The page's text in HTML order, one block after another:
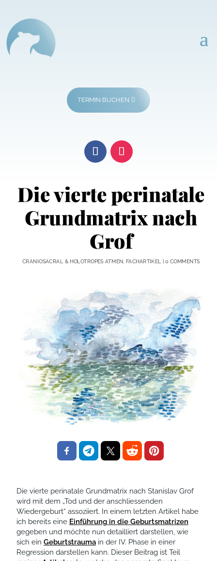
TERMIN BUCHEN
Die vierte perinatale
Grundmatrix nach
Grof
CRANIOSACRAL & HOLOTROPES ATMEN, FACHARTIKEL|0 COMMENTS
Die vierte perinatale Grundmatrix nach Stanislav Grof
wird mit dem „Tod und der anschliessenden
Wiedergeburt“ assoziiert. In einem letzten Artikel habe
ich bereits eine Einführung in die Geburtsmatrizen
gegeben und möchte nun detailliert darstellen, wie
sich ein Geburtstraumain der IV. Phase in einer
Regression darstellen kann. Dieser Beitrag ist Teil